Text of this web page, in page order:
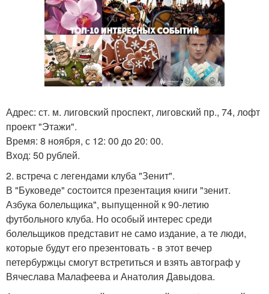
Адрес: ст. м. лиговский проспект, лиговский пр., 74, лофт
проект "Этажи".
Время: 8 ноября, с 12: 00 до 20: 00.
Вход: 50 рублей.
2. встреча с легендами клуба "Зенит".
В "Буковеде" состоится презентация книги "зенит.
Азбука болельщика", выпущенной к 90-летию
футбольного клуба. Но особый интерес среди
болельщиков представит не само издание, а те люди,
которые будут его презентовать - в этот вечер
петербуржцы смогут встретиться и взять автограф у
Вячеслава Малафеева и Анатолия Давыдова.